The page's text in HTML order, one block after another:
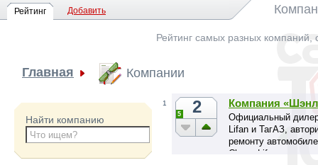
Рейтинг Добавить
Рейтинг самых разных компаний,
Главная Компании
Найти компанию
1 2
5
Компания
Официальный
Lifan и ТагАЗ,
ремонту
Chery, Lifan.